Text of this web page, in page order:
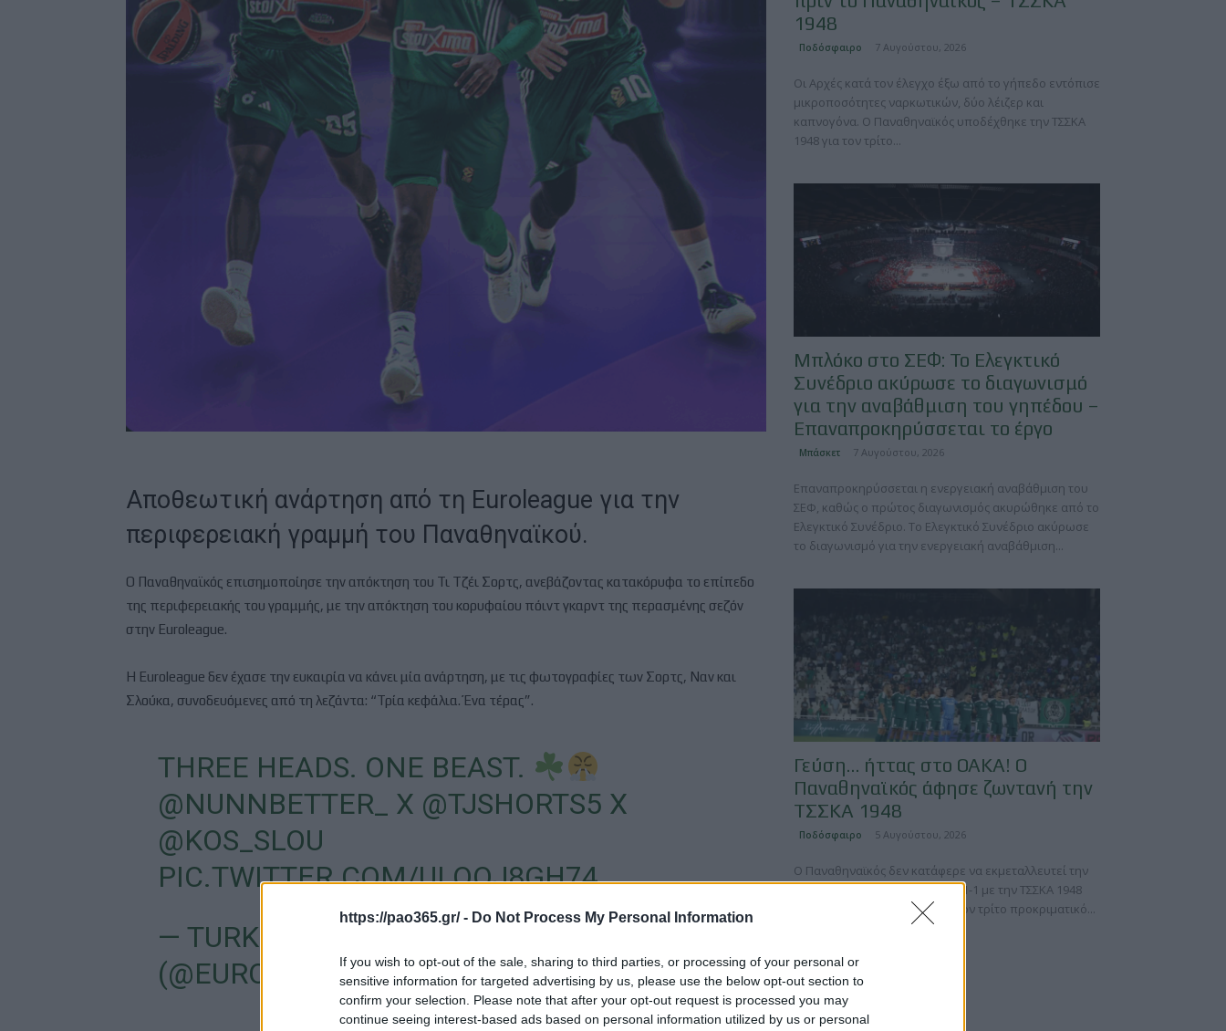
https://pao365.gr/ - Do Not Process My Personal Information
If you wish to opt-out of the sale, sharing to third parties, or processing of your personal or
sensitive information for targeted advertising by us, please use the below opt-out section to
confirm your selection. Please note that after your opt-out request is processed you may
continue seeing interest-based ads based on personal information utilized by us or personal
Aποθεωτική ανάρτηση από τη Euroleague για την
περιφερειακή γραμμή του Παναθηναϊκού.
Ο Παναθηναϊκός επισημοποίησε την απόκτηση του Τι Τζέι Σορτς, ανεβάζοντας κατακόρυφα το επίπεδο
της περιφερειακής του γραμμής, με την απόκτηση του κορυφαίου πόιντ γκαρντ της περασμένης σεζόν
στην Euroleague.
Η Euroleague δεν έχασε την ευκαιρία να κάνει μία ανάρτηση, με τις φωτογραφίες των Σορτς, Ναν και
Σλούκα, συνοδευόμενες από τη λεζάντα: “Τρία κεφάλια. Ένα τέρας”.
THREE HEADS. ONE BEAST.
@NUNNBETTER_
X @TJSHORTS5 X
@KOS_SLOU
PIC.TWITTER.COM/ULQOJ8GH74
— TURKISH AIRLINES EUROLEAGUE
(@EUROLEAGUE)JUNE 26, 2025
1948
Ποδόσφαιρο 7 Αυγούστου, 2026
Οι Αρχές κατά τον έλεγχο έξω από το γήπεδο εντόπισε
μικροποσότητες ναρκωτικών, δύο λέιζερ και
καπνογόνα. Ο Παναθηναϊκός υποδέχθηκε την ΤΣΣΚΑ
1948 για τον τρίτο...
Μπλόκο στο ΣΕΦ: Το Ελεγκτικό
Συνέδριο ακύρωσε το διαγωνισμό
για την αναβάθμιση του γηπέδου –
Επαναπροκηρύσσεται το έργο
Μπάσκετ 7 Αυγούστου, 2026
Επαναπροκηρύσσεται η ενεργειακή αναβάθμιση του
ΣΕΦ, καθώς ο πρώτος διαγωνισμός ακυρώθηκε από το
Ελεγκτικό Συνέδριο. Το Ελεγκτικό Συνέδριο ακύρωσε
το διαγωνισμό για την ενεργειακή αναβάθμιση...
Γεύση… ήττας στο ΟΑΚΑ! Ο
Παναθηναϊκός άφησε ζωντανή την
ΤΣΣΚΑ 1948
Ποδόσφαιρο 5 Αυγούστου, 2026
Ο Παναθηναϊκός δεν κατάφερε να εκμεταλλευτεί την
έδρα του και έμεινε ισόπαλος 1-1 με την ΤΣΣΚΑ 1948
στην πρώτη αναμέτρηση για τον τρίτο προκριματικό...